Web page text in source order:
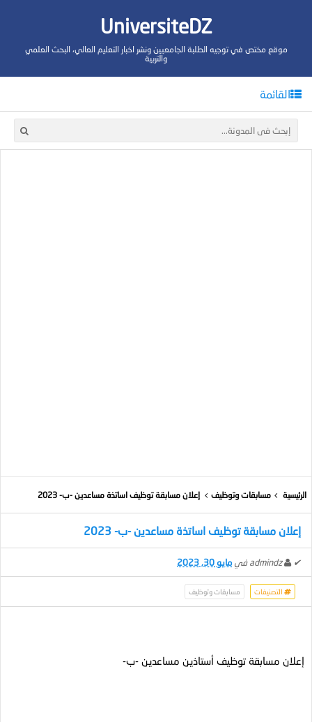
UniversiteDZ
موقع مختص في توجيه الطلبة الجامعيين ونشر اخبار التعليم العالي، البحث العلمي
والتربية
القائمة
الرئيسية مسابقات وتوظيف إعلان مسابقة توظيف اساتذة مساعدين -ب- 2023
إعلان مسابقة توظيف اساتذة مساعدين -ب- 2023
✔
admindz فيمايو 30, 2023
التصنيفات مسابقات وتوظيف
إعلان مسابقة توظيف أستاذين مساعدين -ب-